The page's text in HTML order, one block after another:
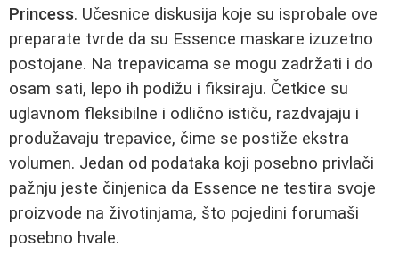
Princess. Učesnice diskusija koje su isprobale ove
preparate tvrde da su Essence maskare izuzetno
postojane. Na trepavicama se mogu zadržati i do
osam sati, lepo ih podižu i fiksiraju. Četkice su
uglavnom fleksibilne i odlično ističu, razdvajaju i
produžavaju trepavice, čime se postiže ekstra
volumen. Jedan od podataka koji posebno privlači
pažnju jeste činjenica da Essence ne testira svoje
proizvode na životinjama, što pojedini forumaši
posebno hvale.